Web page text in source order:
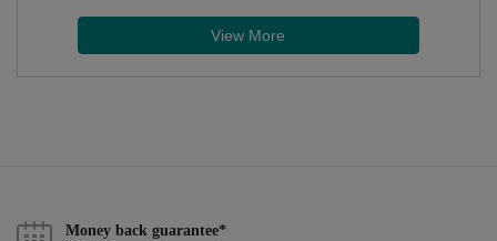
View More
Money back guarantee*